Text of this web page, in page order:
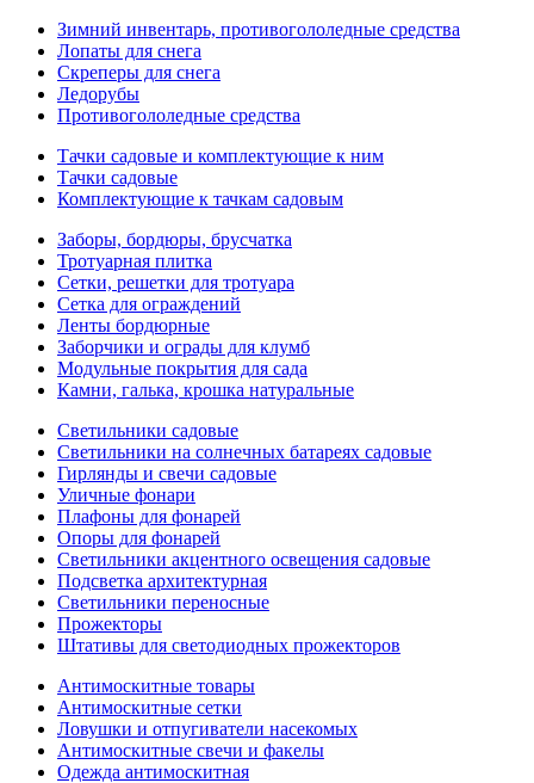
Зимний инвентарь, противогололедные средства
Лопаты для снега
Скреперы для снега
Ледорубы
Противогололедные средства
Тачки садовые и комплектующие к ним
Тачки садовые
Комплектующие к тачкам садовым
Заборы, бордюры, брусчатка
Тротуарная плитка
Сетки, решетки для тротуара
Сетка для ограждений
Ленты бордюрные
Заборчики и ограды для клумб
Модульные покрытия для сада
Камни, галька, крошка натуральные
Светильники садовые
Светильники на солнечных батареях садовые
Гирлянды и свечи садовые
Уличные фонари
Плафоны для фонарей
Опоры для фонарей
Светильники акцентного освещения садовые
Подсветка архитектурная
Светильники переносные
Прожекторы
Штативы для светодиодных прожекторов
Антимоскитные товары
Антимоскитные сетки
Ловушки и отпугиватели насекомых
Антимоскитные свечи и факелы
Одежда антимоскитная